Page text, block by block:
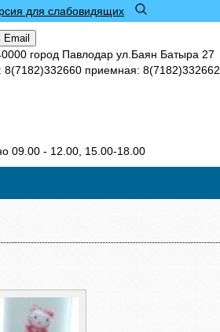
для слабовидящих
Email
город Павлодар ул.Баян Батыра 27
8(7182)332660 приемная: 8(7182)332662
09.00 - 12.00, 15.00-18.00